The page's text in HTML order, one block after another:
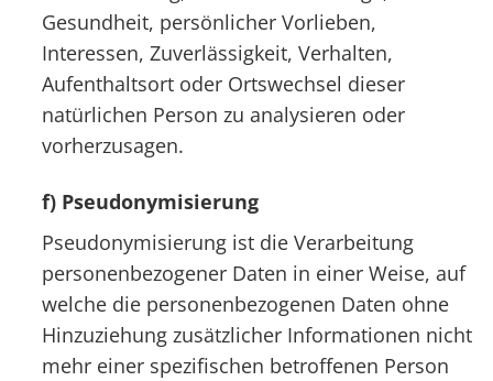
Gesundheit, persönlicher Vorlieben,
Interessen, Zuverlässigkeit, Verhalten,
Aufenthaltsort oder Ortswechsel dieser
natürlichen Person zu analysieren oder
vorherzusagen.
f) Pseudonymisierung
Pseudonymisierung ist die Verarbeitung
personenbezogener Daten in einer Weise, auf
welche die personenbezogenen Daten ohne
Hinzuziehung zusätzlicher Informationen nicht
mehr einer spezifischen betroffenen Person